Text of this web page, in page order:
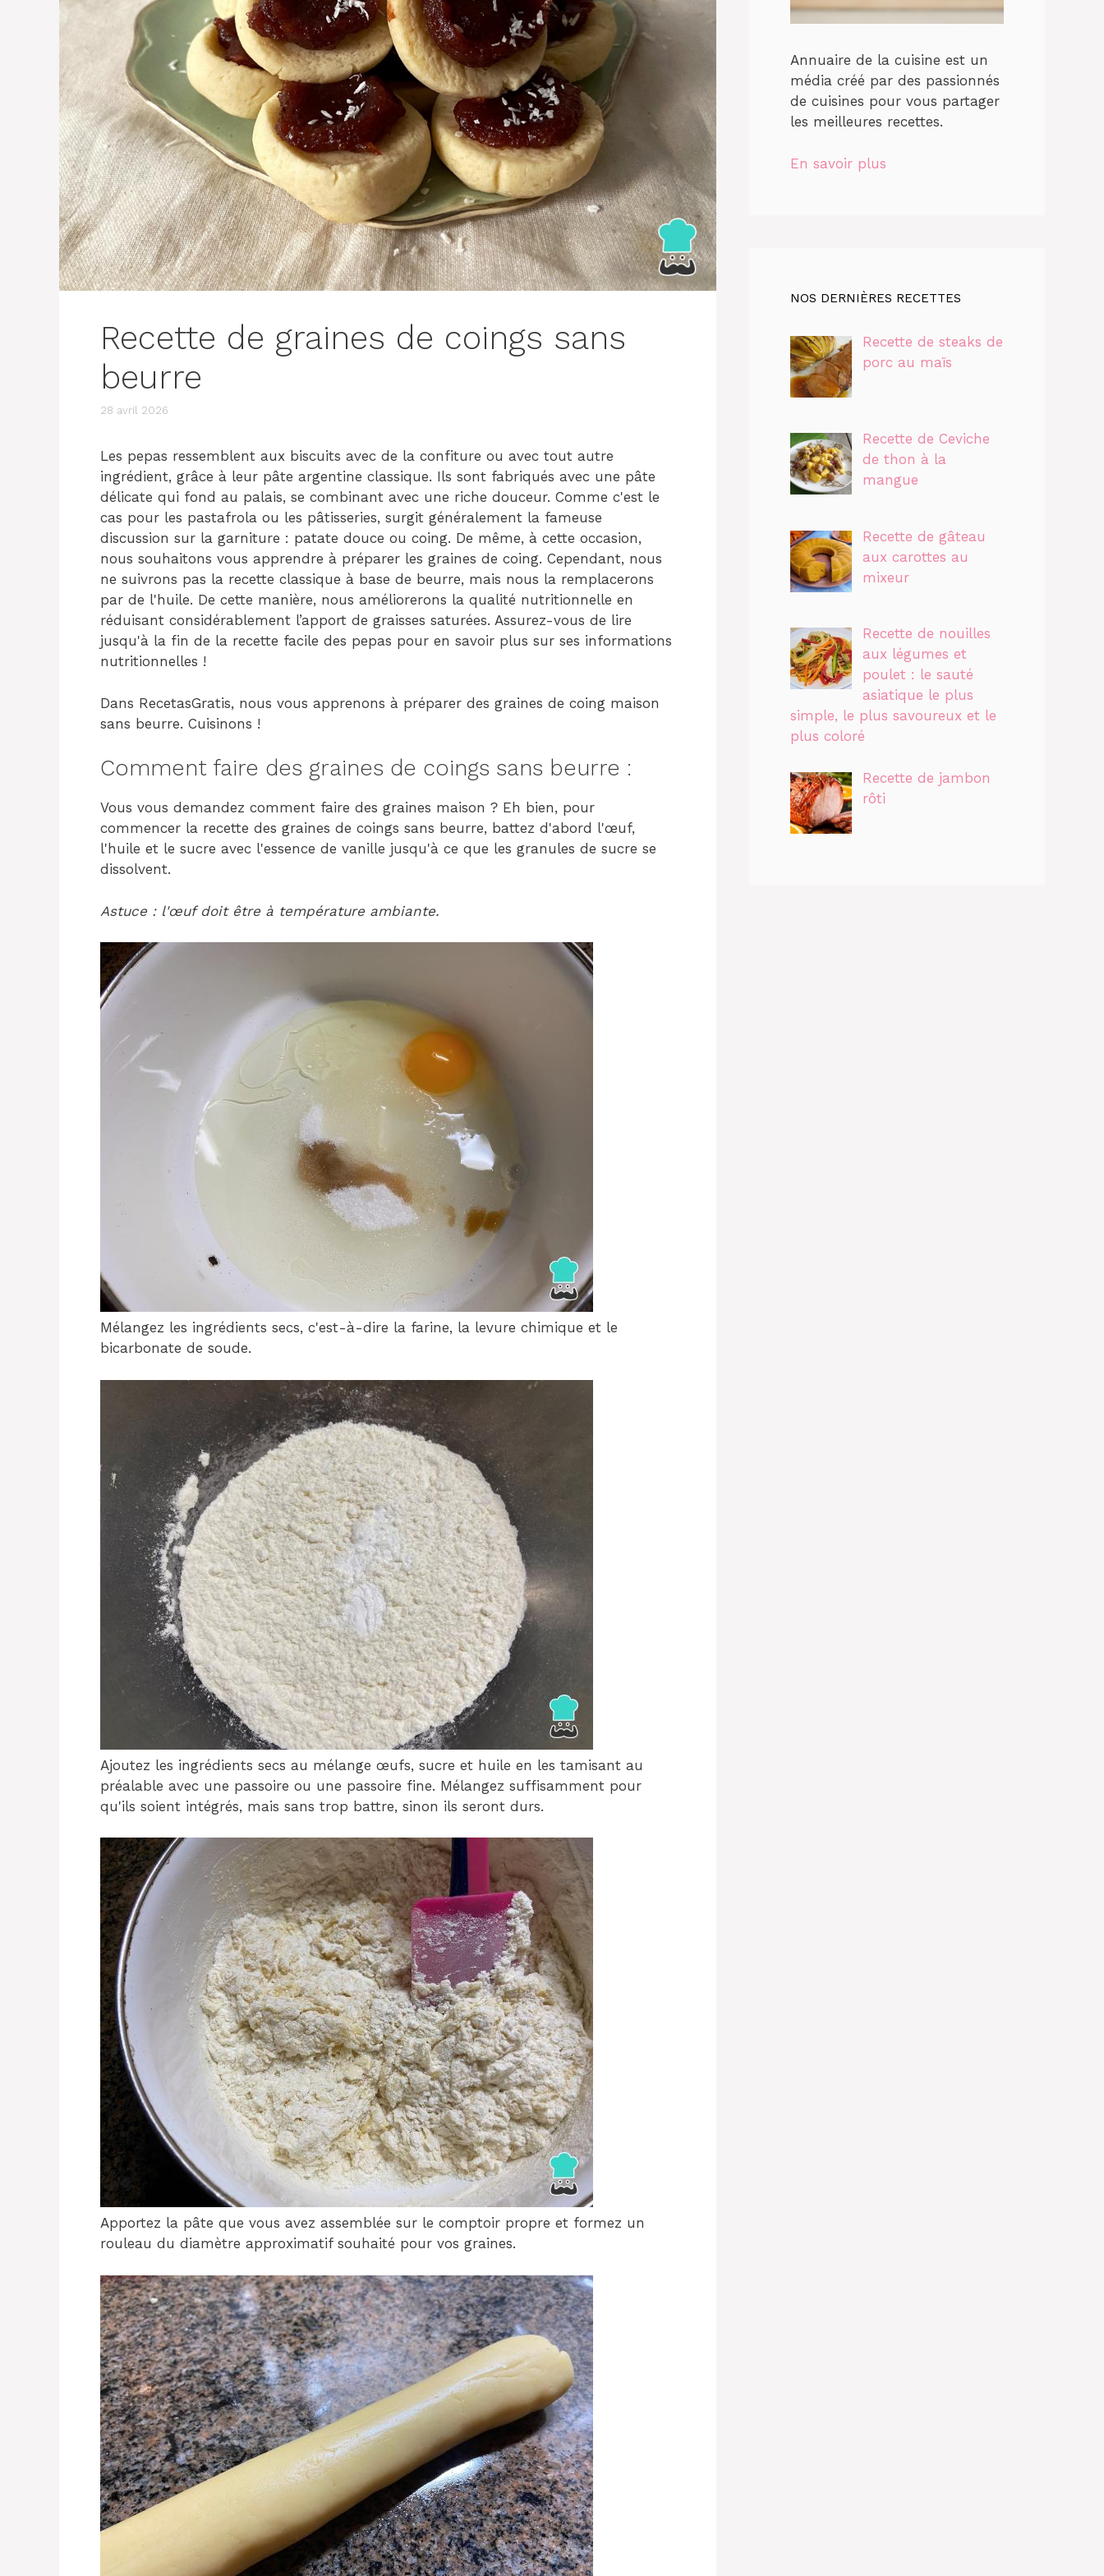
Recette de graines de coings sans
beurre
28 avril 2026
Les pepas ressemblent aux biscuits avec de la confiture ou avec tout autre
ingrédient, grâce à leur pâte argentine classique. Ils sont fabriqués avec une pâte
délicate qui fond au palais, se combinant avec une riche douceur. Comme c'est le
cas pour les pastafrola ou les pâtisseries, surgit généralement la fameuse
discussion sur la garniture : patate douce ou coing. De même, à cette occasion,
nous souhaitons vous apprendre à préparer les graines de coing. Cependant, nous
ne suivrons pas la recette classique à base de beurre, mais nous la remplacerons
par de l'huile. De cette manière, nous améliorerons la qualité nutritionnelle en
réduisant considérablement l’apport de graisses saturées. Assurez-vous de lire
jusqu'à la fin de la recette facile des pepas pour en savoir plus sur ses informations
nutritionnelles !
Dans RecetasGratis, nous vous apprenons à préparer des graines de coing maison
sans beurre. Cuisinons !
Comment faire des graines de coings sans beurre :
Vous vous demandez comment faire des graines maison ? Eh bien, pour
commencer la recette des graines de coings sans beurre, battez d'abord l'œuf,
l'huile et le sucre avec l'essence de vanille jusqu'à ce que les granules de sucre se
dissolvent.
Astuce : l'œuf doit être à température ambiante.
Mélangez les ingrédients secs, c'est-à-dire la farine, la levure chimique et le
bicarbonate de soude.
Ajoutez les ingrédients secs au mélange œufs, sucre et huile en les tamisant au
préalable avec une passoire ou une passoire fine. Mélangez suffisamment pour
qu'ils soient intégrés, mais sans trop battre, sinon ils seront durs.
Apportez la pâte que vous avez assemblée sur le comptoir propre et formez un
rouleau du diamètre approximatif souhaité pour vos graines.
Annuaire de la cuisine est un
média créé par des passionnés
de cuisines pour vous partager
les meilleures recettes.
En savoir plus
NOS DERNIÈRES RECETTES
Recette de steaks de
porc au maïs
Recette de Ceviche
de thon à la
mangue
Recette de gâteau
aux carottes au
mixeur
Recette de nouilles
aux légumes et
poulet : le sauté
asiatique le plus
simple, le plus savoureux et le
plus coloré
Recette de jambon
rôti